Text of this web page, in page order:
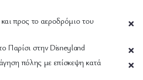
προς το αεροδρόμιο του
Παρίσι στην Disneyland
πόλης με επίσκεψη κατά